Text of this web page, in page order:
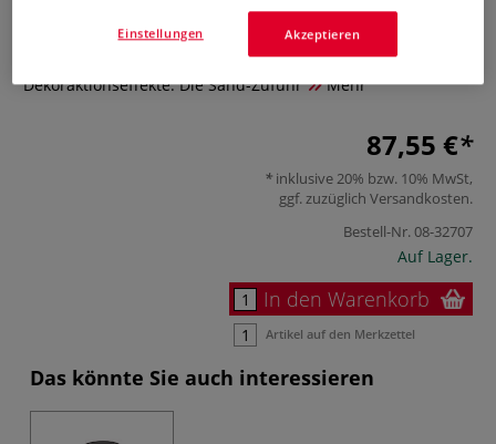
HONSELL Airbrush Sandstrahlpistole 178 ist ein praktisches
Werkzeug für Korrekturen von Farbfehlern, zum Entfernen
von Verfärbungen und Rost, für Gravierungen oder
Dekoraktionseffekte. Die Sand-Zufuhr
Mehr
87,55 €
inklusive 20% bzw. 10% MwSt,
ggf. zuzüglich Versandkosten.
Bestell-Nr.08-32707
Auf Lager.
In den Warenkorb
Artikel auf den Merkzettel
Das könnte Sie auch interessieren
Akzeptieren
Einstellungen